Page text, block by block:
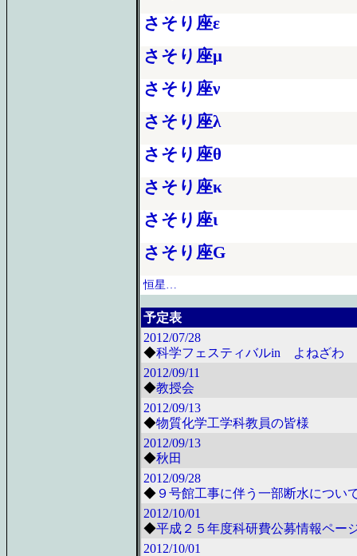
さそり座ε
さそり座μ
さそり座ν
さそり座λ
さそり座θ
さそり座κ
さそり座ι
さそり座G
恒星…
予定表
2012/07/28
◆科学フェスティバルin よねざわ
2012/09/11
◆教授会
2012/09/13
◆物質化学工学科教員の皆様
2012/09/13
◆秋田
2012/09/28
◆ ９号館工事に伴う一部断水につい
2012/10/01
◆平成２５年度科研費公募情報ペー
2012/10/01